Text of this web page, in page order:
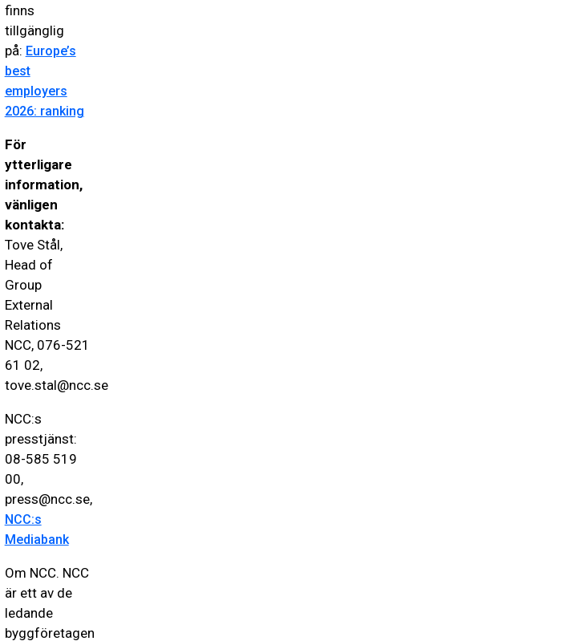
finns
tillgänglig
på: Europe’s
best
employers
2026: ranking
För
ytterligare
information,
vänligen
kontakta:
Tove Stål,
Head of
Group
External
Relations
NCC, 076-521
61 02,
tove.stal@ncc.se
NCC:s
presstjänst:
08-585 519
00,
press@ncc.se,
NCC:s
Mediabank
Om NCC. NCC
är ett av de
ledande
byggföretagen